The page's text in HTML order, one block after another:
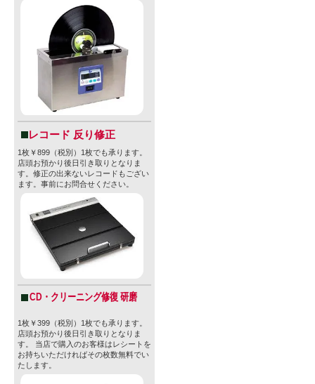
レコード 反り修正
1枚￥899（税別）1枚でも承ります。
店頭お預かり後日引き取りとなりま
す。修正の出来ないレコードもござい
ます。事前にお問合せください。
CD・クリーニング修復 研磨
1枚￥399（税別）1枚でも承ります。
店頭お預かり後日引き取りとなりま
す。 当店で購入のお客様はレシートを
お持ちいただければその枚数無料でい
たします。